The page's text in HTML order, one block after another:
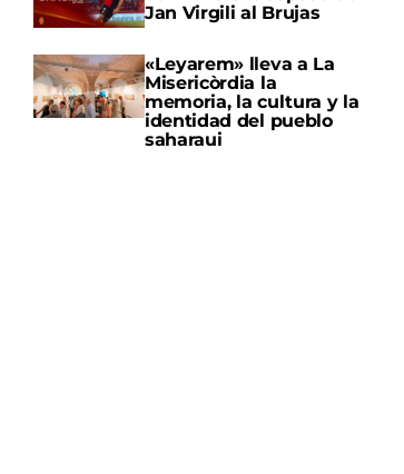
Jan Virgili al Brujas
«Leyarem» lleva a La
Misericòrdia la
memoria, la cultura y la
identidad del pueblo
saharaui